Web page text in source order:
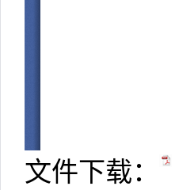
文件下载：